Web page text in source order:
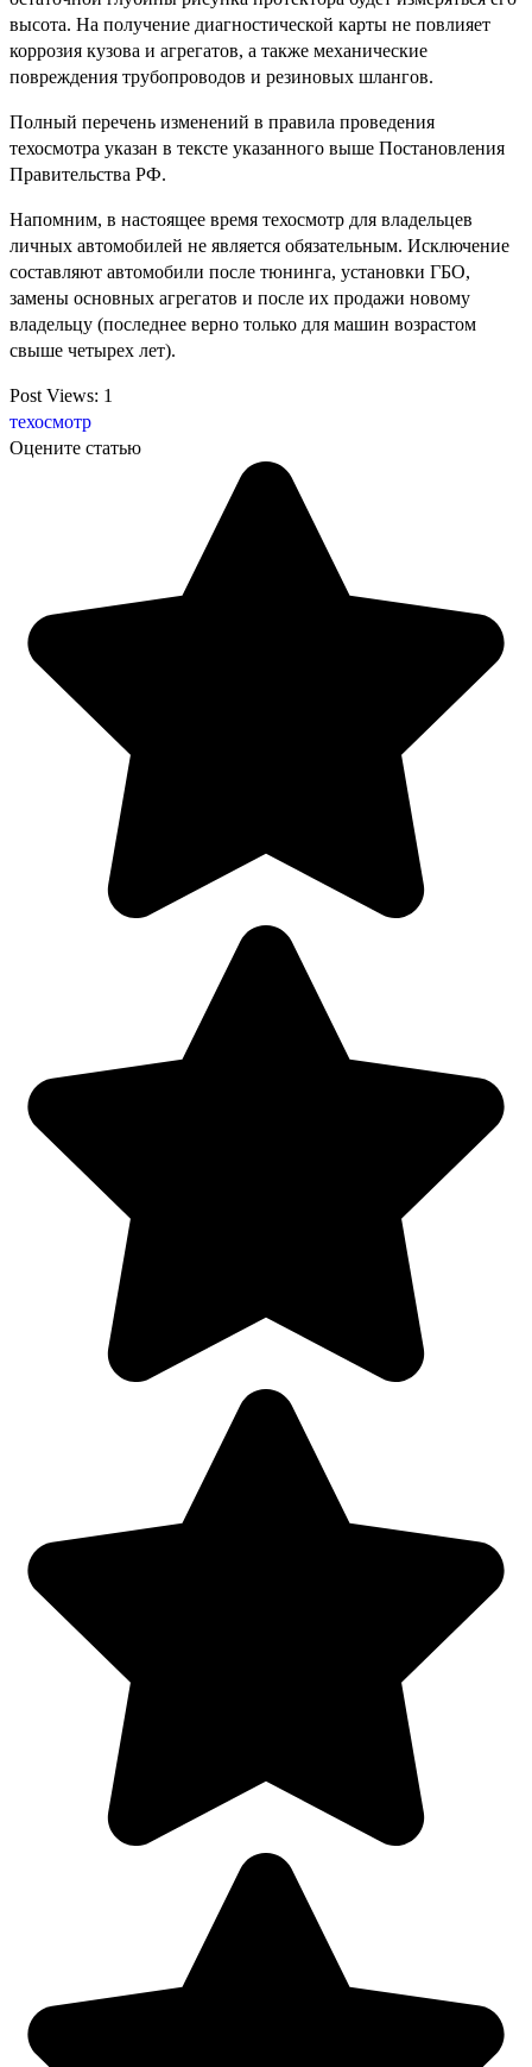
высота. На получение диагностической карты не повлияет
коррозия кузова и агрегатов, а также механические
повреждения трубопроводов и резиновых шлангов.
Полный перечень изменений в правила проведения
техосмотра указан в тексте указанного выше Постановления
Правительства РФ.
Напомним, в настоящее время техосмотр для владельцев
личных автомобилей не является обязательным. Исключение
составляют автомобили после тюнинга, установки ГБО,
замены основных агрегатов и после их продажи новому
владельцу (последнее верно только для машин возрастом
свыше четырех лет).
Post Views: 1
техосмотр
Оцените статью